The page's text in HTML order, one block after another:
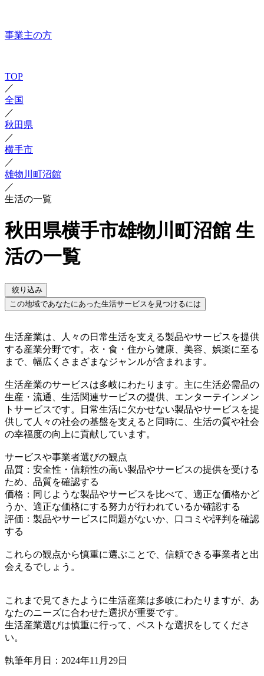
事業主の方
TOP
／
全国
／
秋田県
／
横手市
／
雄物川町沼館
／
生活の一覧
秋田県横手市雄物川町沼館 生
活の一覧
絞り込み
この地域であなたにあった生活サービスを見つけるには
生活産業は、人々の日常生活を支える製品やサービスを提供
する産業分野です。衣・食・住から健康、美容、娯楽に至る
まで、幅広くさまざまなジャンルが含まれます。
生活産業のサービスは多岐にわたります。主に生活必需品の
生産・流通、生活関連サービスの提供、エンターテインメン
トサービスです。日常生活に欠かせない製品やサービスを提
供して人々の社会の基盤を支えると同時に、生活の質や社会
の幸福度の向上に貢献しています。
サービスや事業者選びの観点
品質：安全性・信頼性の高い製品やサービスの提供を受ける
ため、品質を確認する
価格：同じような製品やサービスを比べて、適正な価格かど
うか、適正な価格にする努力が行われているか確認する
評価：製品やサービスに問題がないか、口コミや評判を確認
する
これらの観点から慎重に選ぶことで、信頼できる事業者と出
会えるでしょう。
これまで見てきたように生活産業は多岐にわたりますが、あ
なたのニーズに合わせた選択が重要です。
生活産業選びは慎重に行って、ベストな選択をしてくださ
い。
執筆年月日：2024年11月29日